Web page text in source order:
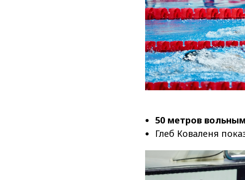
50 метров
Глеб Коваленя